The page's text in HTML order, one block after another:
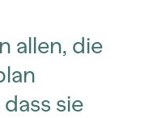
allen, die
sie